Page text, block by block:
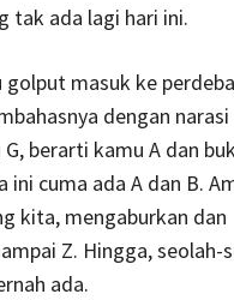
tak ada lagi hari ini.
golput masuk ke
dengan narasi
berarti kamu A dan
ini cuma ada A dan B.
kita, mengaburkan dan
Z. Hingga, seolah-
ada.